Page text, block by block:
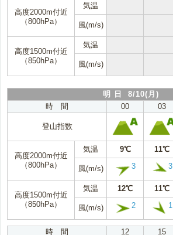
高度2000m付近
（800hPa）
気温
風(m/s)
高度1500m付近
（850hPa）
気温
風(m/s)
明 日 8/10(月)
時 間
00 03
登山指数
高度2000m付近
（800hPa）
気温 9℃ 11℃
風(m/s) 3 3
高度1500m付近
（850hPa）
気温 12℃ 11℃
風(m/s) 2 1
時 間 12 15